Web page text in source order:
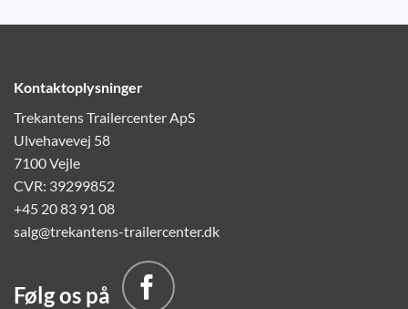
Kontaktoplysninger
Trekantens Trailercenter ApS
Ulvehavevej 58
7100 Vejle
CVR: 39299852
+45 20 83 91 08
salg@trekantens-trailercenter.dk
Følg os på